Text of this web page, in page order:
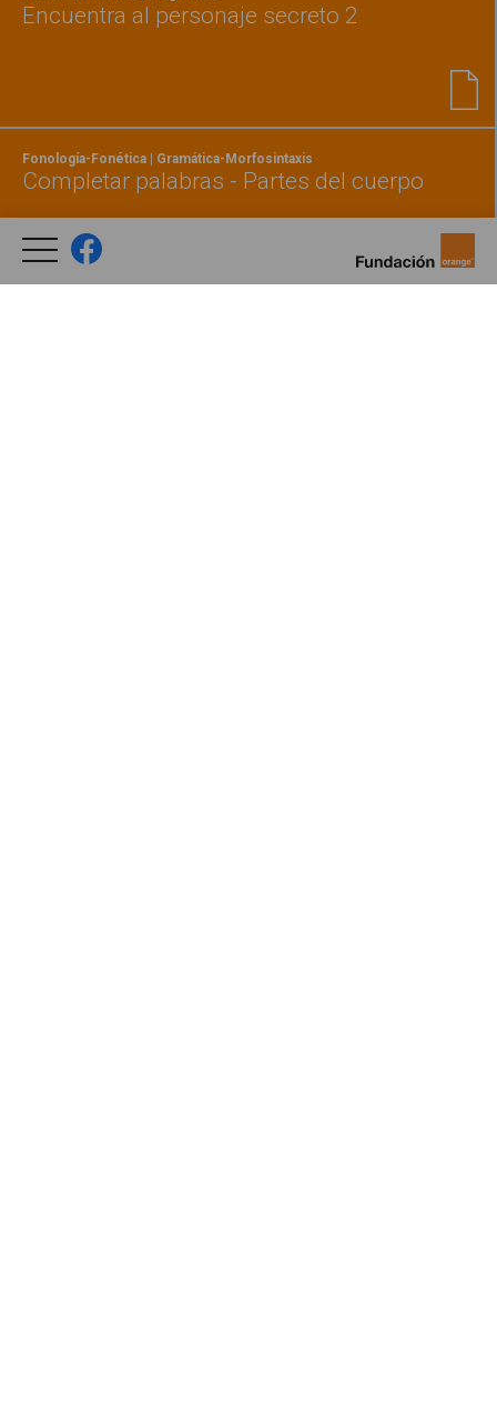
Encuentra al personaje secreto 2
Fonología-Fonética | Gramática-Morfosintaxis
Completar palabras - Partes del cuerpo